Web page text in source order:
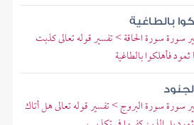
بالطاغية
سورة سورة الحاقة > تفسير قوله تعالى كذبت
فأهلكوا بالطاغية
سورة سورة البروج > تفسير قوله تعالى هل أتاك